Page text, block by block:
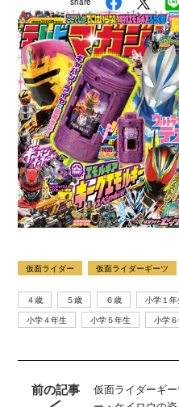
仮面ライダー 仮面ライダーギーツ
４歳 ５歳 ６歳 小学１年
小学４年生
小学５年生 小学
前の記事
仮面ライダーギ